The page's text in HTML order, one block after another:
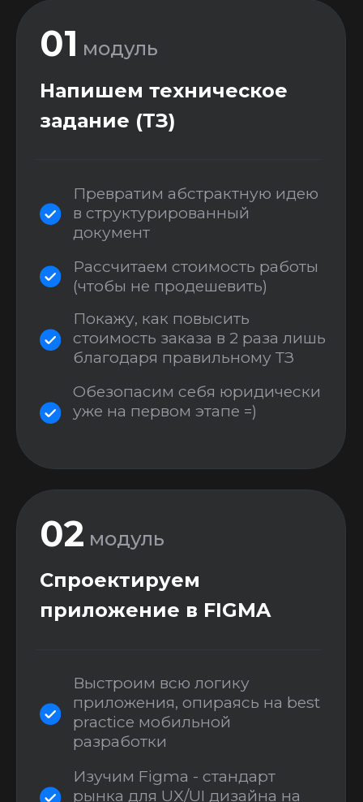
приложение в FIGMA
Выстроим всю логику
practice мобильной
рынка для UX/UI дизайна на
данный момент
Презентуем наш прототип
клиенту
03
модуль
Создадим дизайн
приложения
дизайнера, для тех, кому
Описание вакансии, тестовое
задание, бот для удобной
и тд – для тех, кто готов
нанимать дизайнера
модуль
Архитектура веб-
сервисов и мобильных